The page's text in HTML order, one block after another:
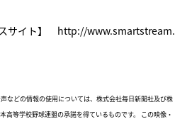
サイト】 http://www.smartstream.
などの情報の使用については、株式会社毎日新聞社及び株
高等学校野球連盟の承諾を得ているものです。 この映像・